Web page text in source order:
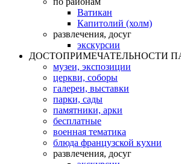
Ватикан
Капитолий (холм)
развлечения, досуг
экскурсии
ДОСТОПРИМЕЧАТЕЛЬНОСТИ
музеи, экспозиции
церкви, соборы
галереи, выставки
парки, сады
памятники, арки
бесплатные
военная тематика
блюда французской кухни
развлечения, досуг